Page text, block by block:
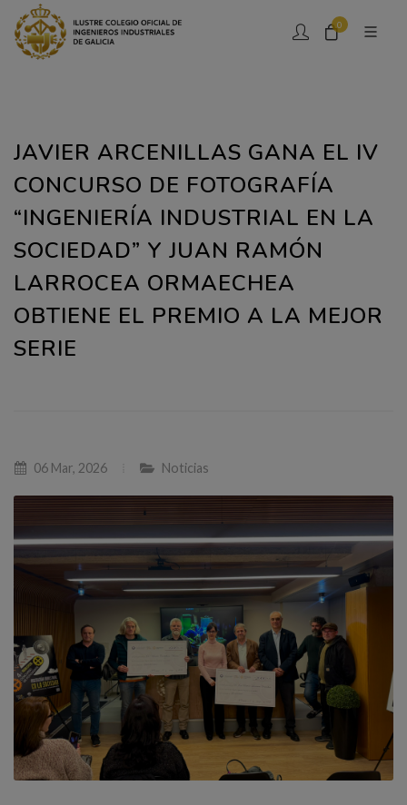
0
JAVIER ARCENILLAS GANA EL IV
CONCURSO DE FOTOGRAFÍA
“INGENIERÍA INDUSTRIAL EN LA
SOCIEDAD” Y JUAN RAMÓN
LARROCEA ORMAECHEA
OBTIENE EL PREMIO A LA MEJOR
SERIE
06 Mar, 2026 Noticias